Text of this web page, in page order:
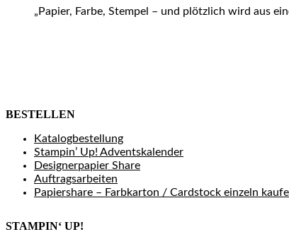
„Papier, Farbe, Stempel – und plötzlich wird aus
BESTELLEN
Katalogbestellung
Stampin’ Up! Adventskalender
Designerpapier Share
Auftragsarbeiten
Papiershare – Farbkarton / Cardstock einzeln
STAMPIN‘ UP!